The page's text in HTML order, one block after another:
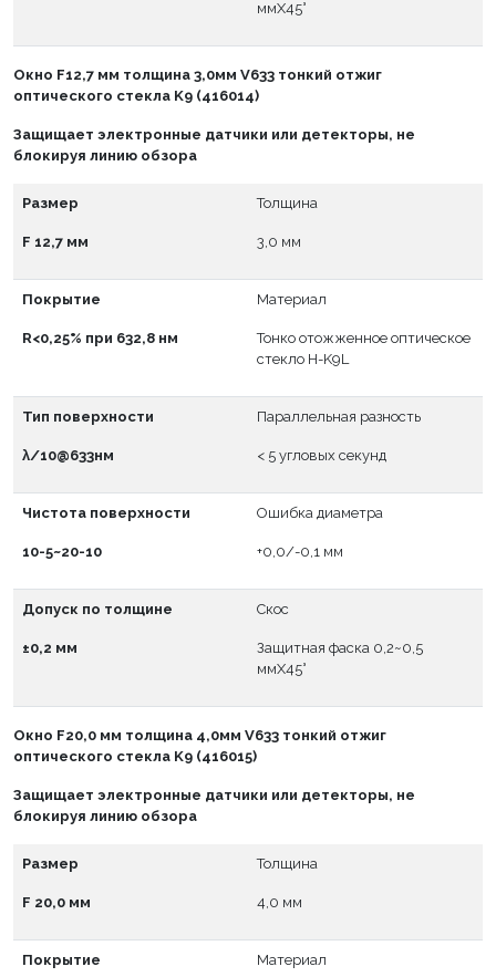
ммX45°
Окно F12,7 мм толщина 3,0мм V633 тонкий отжиг
оптического стекла K9 (416014)
Защищает электронные датчики или детекторы, не
блокируя линию обзора
Размер
F 12,7 мм
Толщина
3,0 мм
Покрытие
R<0,25% при 632,8 нм
Материал
Тонко отожженное оптическое
стекло H-K9L
Тип поверхности
λ/10@633нм
Параллельная разность
< 5 угловых секунд
Чистота поверхности
10-5~20-10
Ошибка диаметра
+0,0/-0,1 мм
Допуск по толщине
±0,2 мм
Скос
Защитная фаска 0,2~0,5
ммX45°
Окно F20,0 мм толщина 4,0мм V633 тонкий отжиг
оптического стекла K9 (416015)
Защищает электронные датчики или детекторы, не
блокируя линию обзора
Размер
F 20,0 мм
Толщина
4,0 мм
Покрытие Материал